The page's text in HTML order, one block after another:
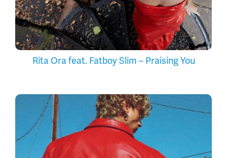
Rita Ora feat. Fatboy Slim – Praising You